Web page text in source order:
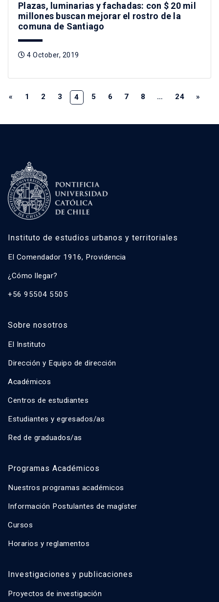
Plazas, luminarias y fachadas: con $ 20 mil
millones buscan mejorar el rostro de la
comuna de Santiago
4 October, 2019
« 1 2 3 4 5 6 7 8 … 24 »
Instituto de estudios urbanos y territoriales
El Comendador 1916, Providencia
¿Cómo llegar?
+56 95504 5505
Sobre nosotros
El Instituto
Dirección y Equipo de dirección
Académicos
Centros de estudiantes
Estudiantes y egresados/as
Red de graduados/as
Programas Académicos
Nuestros programas académicos
Información Postulantes de magíster
Cursos
Horarios y reglamentos
Investigaciones y publicaciones
Proyectos de investigación